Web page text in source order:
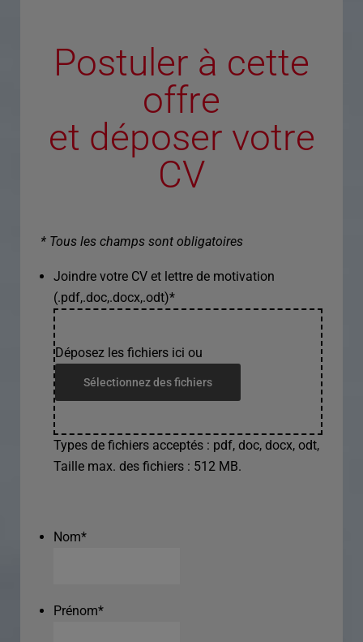
Postuler à cette
offre
et déposer votre
CV
* Tous les champs sont obligatoires
Joindre votre CV et lettre de motivation
(.pdf,.doc,.docx,.odt)*
Déposez les fichiers ici ou
Sélectionnez des fichiers
Types de fichiers acceptés : pdf, doc, docx, odt,
Taille max. des fichiers : 512 MB.
Nom*
Prénom*